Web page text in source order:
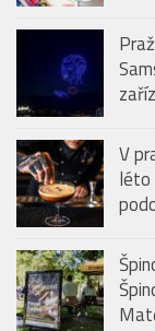
V
léto